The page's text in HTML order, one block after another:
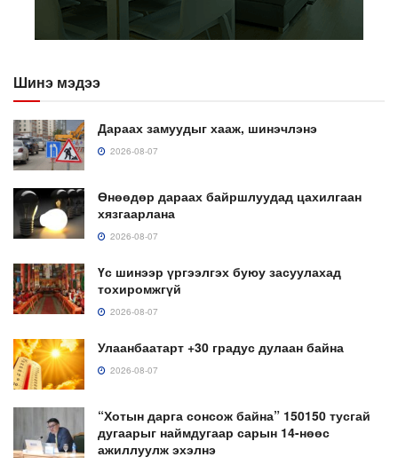
Шинэ мэдээ
Дараах замуудыг хааж, шинэчлэнэ
2026-08-07
Өнөөдөр дараах байршлуудад цахилгаан
хязгаарлана
2026-08-07
Үс шинээр үргээлгэх буюу засуулахад
тохиромжгүй
2026-08-07
Улаанбаатарт +30 градус дулаан байна
2026-08-07
“Хотын дарга сонсож байна” 150150 тусгай
дугаарыг наймдугаар сарын 14-нөөс
ажиллуулж эхэлнэ